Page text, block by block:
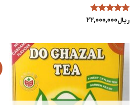
نمره5 از
ریال۲۲,۰۰۰,۰۰۰